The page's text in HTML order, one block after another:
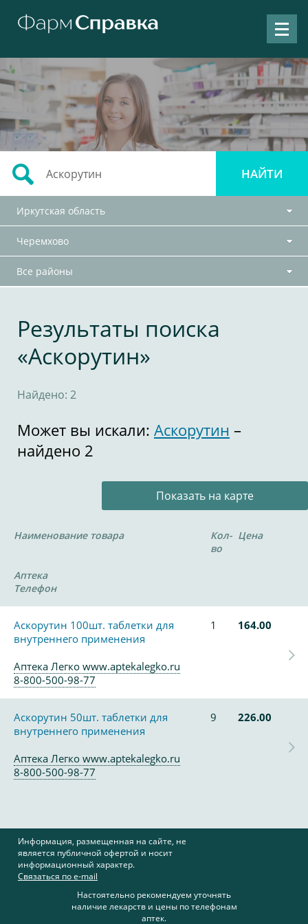
Иркутская область
Черемхово
Все районы
Результаты поиска
«Аскорутин»
Найдено: 2
Может вы искали: Аскорутин –
найдено 2
Показать на карте
Наименование товара
Кол-
во
Цена
Аптека
Телефон
Аскорутин 100шт. таблетки для
внутреннего применения
1 164.00
Аптека Легко www.aptekalegko.ru
8-800-500-98-77
Аскорутин 50шт. таблетки для
внутреннего применения
9 226.00
Аптека Легко www.aptekalegko.ru
8-800-500-98-77
Информация, размещенная на сайте, не
является публичной офертой и носит
информационный характер.
Связаться по e-mail
Настоятельно рекомендуем уточнять
наличие лекарств и цены по телефонам
аптек.